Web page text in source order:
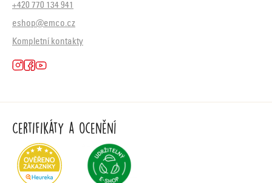
+420 770 134 941
eshop@emco.cz
Kompletní kontakty
Certifikáty a ocenění